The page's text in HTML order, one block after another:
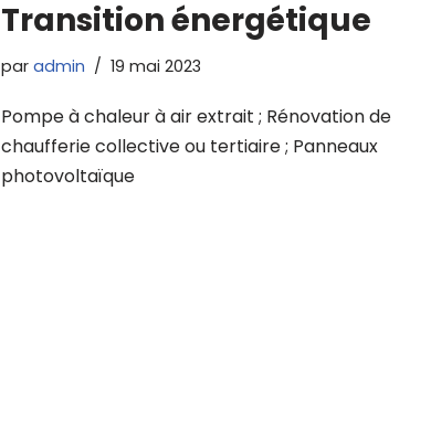
Transition énergétique
par admin 19 mai 2023
Pompe à chaleur à air extrait ; Rénovation de
chaufferie collective ou tertiaire ; Panneaux
photovoltaïque